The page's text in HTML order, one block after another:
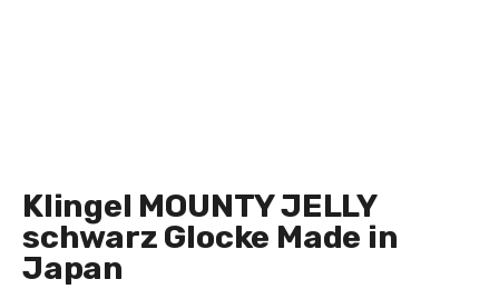
Klingel MOUNTY JELLY
schwarz Glocke Made in
Japan